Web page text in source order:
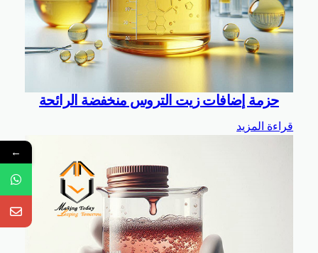
حزمة إضافات زيت التروس منخفضة الرائحة
قراءة المزيد
←